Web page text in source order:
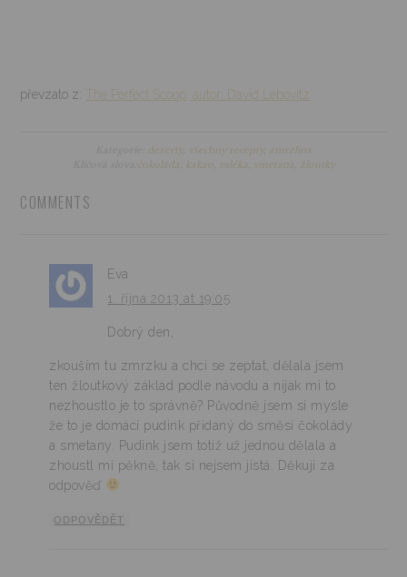
převzato z: The Perfect Scoop, autor: David Lebovitz
dezerty všechny recepty
zmrzlina
čokoláda kakao, mléka smetana žloutky
COMMENTS
Eva
1. října 2013 at 19:05
Dobrý den,
zkouším tu zmrzku a chci se zeptat, dělala jsem
ten žloutkový základ podle návodu a nijak mi to
nezhoustlo je to správně? Původně jsem si mysle
že to je domácí pudink přidaný do směsi čokolády
a smetany. Pudink jsem totiž už jednou dělala a
zhoustl mi pěkně, tak si nejsem jistá. Děkuji za
odpověď
ODPOVĚDĚT